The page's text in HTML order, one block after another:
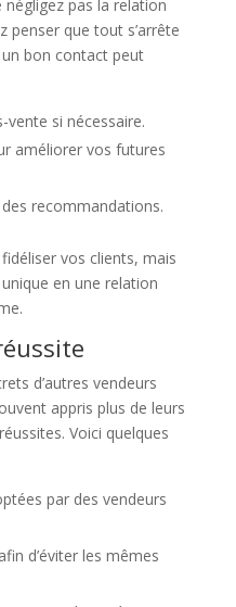
pas la relation
penser que tout s’arrête
bon contact peut
si nécessaire.
améliorer vos futures
recommandations.
vos clients, mais
en une relation
d’autres vendeurs
appris plus de leurs
Voici quelques
par des vendeurs
d’éviter les mêmes